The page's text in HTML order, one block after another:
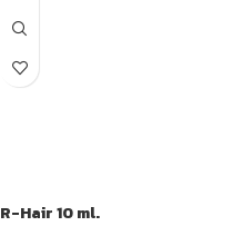
R-Hair 10 ml.